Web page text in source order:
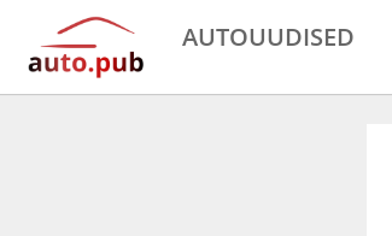
AUTOUUDISED